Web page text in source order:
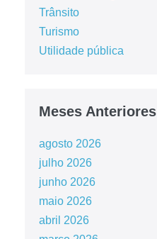
Trânsito
Turismo
Utilidade pública
Meses Anteriores
agosto 2026
julho 2026
junho 2026
maio 2026
abril 2026